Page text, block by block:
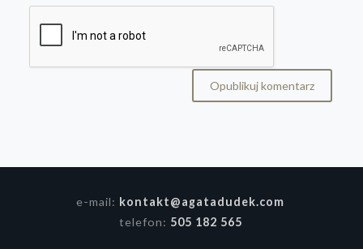
e-mail: kontakt@agatadudek.com
telefon: 505 182 565